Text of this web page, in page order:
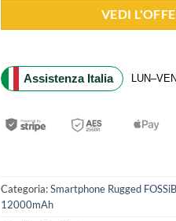
VEDI
Assistenza Italia
Categoria:Smartphone Rugged
12000mAh